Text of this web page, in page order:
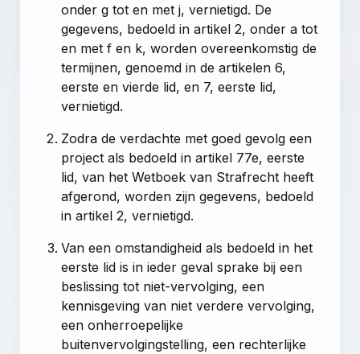
onder g tot en met j, vernietigd. De
gegevens, bedoeld inartikel 2, onder a tot
en met f en k, worden overeenkomstig de
termijnen, genoemd in deartikelen 6,
eerste en vierde lid, en 7, eerste lid,
vernietigd.
Zodra de verdachte met goed gevolg een
project als bedoeld inartikel 77e, eerste
lid, van het Wetboek van Strafrecht heeft
afgerond, worden zijn gegevens, bedoeld
inartikel 2, vernietigd.
Van een omstandigheid als bedoeld in het
eerste lid is in ieder geval sprake bij een
beslissing tot niet-vervolging, een
kennisgeving van niet verdere vervolging,
een onherroepelijke
buitenvervolgingstelling, een rechterlijke